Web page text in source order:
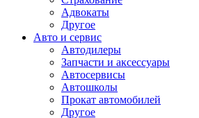
Адвокаты
Другое
Авто и сервис
Автодилеры
Запчасти и аксессуары
Автосервисы
Автошколы
Прокат автомобилей
Другое